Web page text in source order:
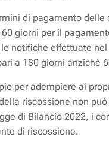
di pagamento
giorni per il
notifiche effettuate
a 180 giorni anziché
per adempiere ai
riscossione non
di Bilancio 2022, i
di riscossione.